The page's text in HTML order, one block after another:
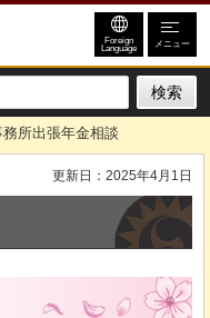
Foreign
Language メニュー
所出張年金相談
更新日：2025年4月1日